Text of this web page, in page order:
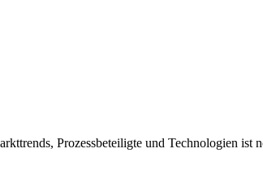
Prozessbeteiligte und Technologien ist